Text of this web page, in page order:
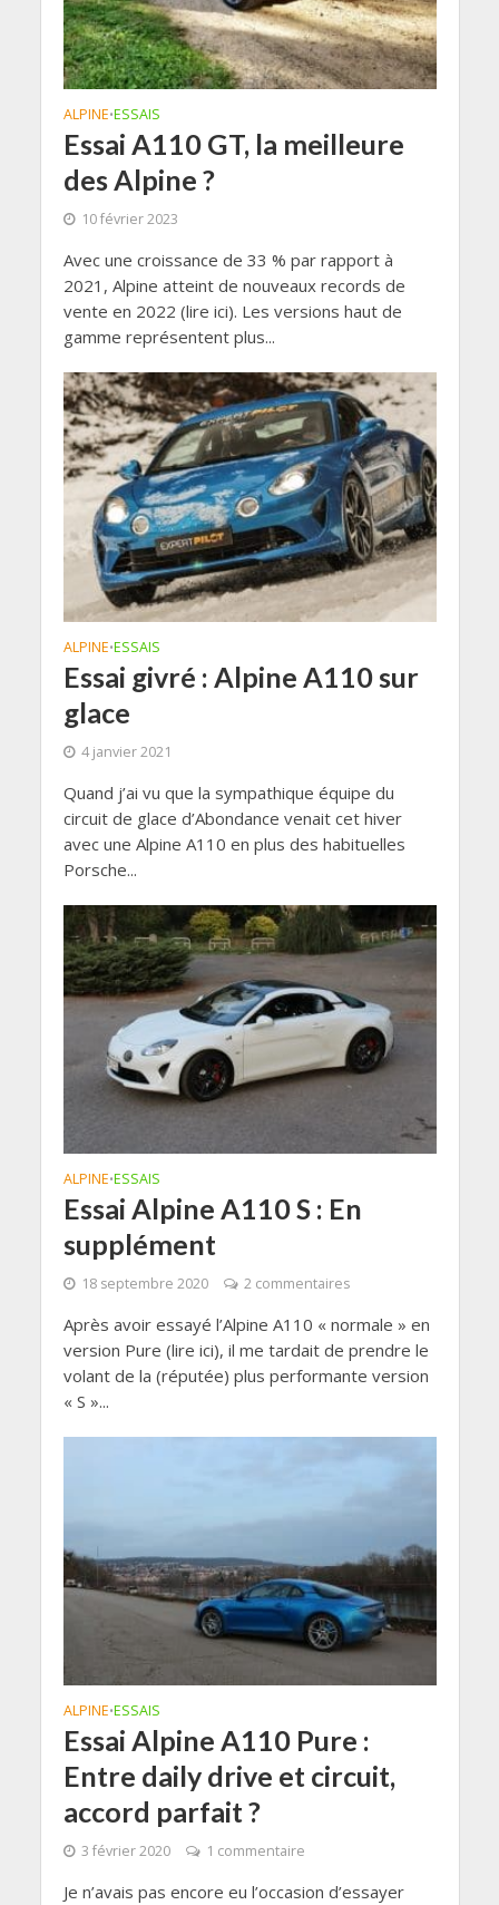
ALPINE•ESSAIS
Essai A110 GT, la meilleure
des Alpine ?
10 février 2023
Avec une croissance de 33 % par rapport à
2021, Alpine atteint de nouveaux records de
vente en 2022 (lire ici). Les versions haut de
gamme représentent plus...
ALPINE•ESSAIS
Essai givré : Alpine A110 sur
glace
4 janvier 2021
Quand j’ai vu que la sympathique équipe du
circuit de glace d’Abondance venait cet hiver
avec une Alpine A110 en plus des habituelles
Porsche...
ALPINE•ESSAIS
Essai Alpine A110 S : En
supplément
18 septembre 2020 2 commentaires
Après avoir essayé l’Alpine A110 « normale » en
version Pure (lire ici), il me tardait de prendre le
volant de la (réputée) plus performante version
« S »...
ALPINE•ESSAIS
Essai Alpine A110 Pure :
Entre daily drive et circuit,
accord parfait ?
3 février 2020 1 commentaire
Je n’avais pas encore eu l’occasion d’essayer